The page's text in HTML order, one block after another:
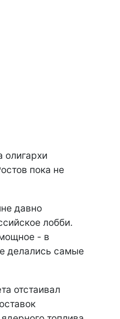
олигархи
пока не
давно
лобби.
- в
делались самые
отстаивал